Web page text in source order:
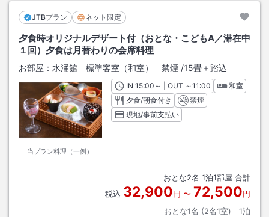
JTBプラン ネット限定
夕食時オリジナルデザート付（おとな・こどもA／滞在中
１回）夕食は月替わりの会席料理
お部屋： 水涌館 標準客室（和室） 禁煙 /15畳＋踏込
当プラン料理（一例）
INチェックイン
15:00 ～ | OUT チェックアウト
～11:00
和室
夕食/朝食付き
禁煙
現地/事前支払い
おとな2名 1泊1部屋 合計
税込 32,900円 〜 72,500円
おとな1名 (2名1室)｜ 1泊